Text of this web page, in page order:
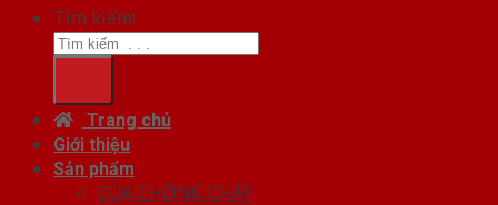
Tìm kiếm:
Trang chủ
Giới thiệu
Sản phẩm
CỬA CHỐNG CHÁY